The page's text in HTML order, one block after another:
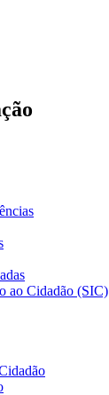
ao Cidadão (SIC)